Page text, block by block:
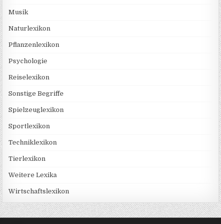
Musik
Naturlexikon
Pflanzenlexikon
Psychologie
Reiselexikon
Sonstige Begriffe
Spielzeuglexikon
Sportlexikon
Techniklexikon
Tierlexikon
Weitere Lexika
Wirtschaftslexikon